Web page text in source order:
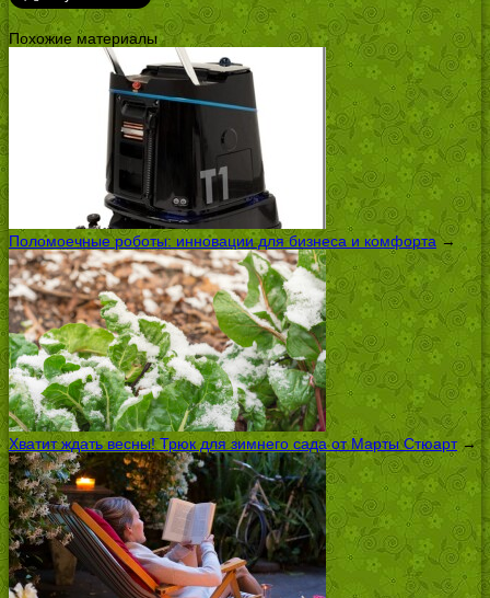
Похожие материалы
Поломоечные роботы: инновации для бизнеса и комфорта→
Хватит ждать весны! Трюк для зимнего сада от Марты Стюарт→